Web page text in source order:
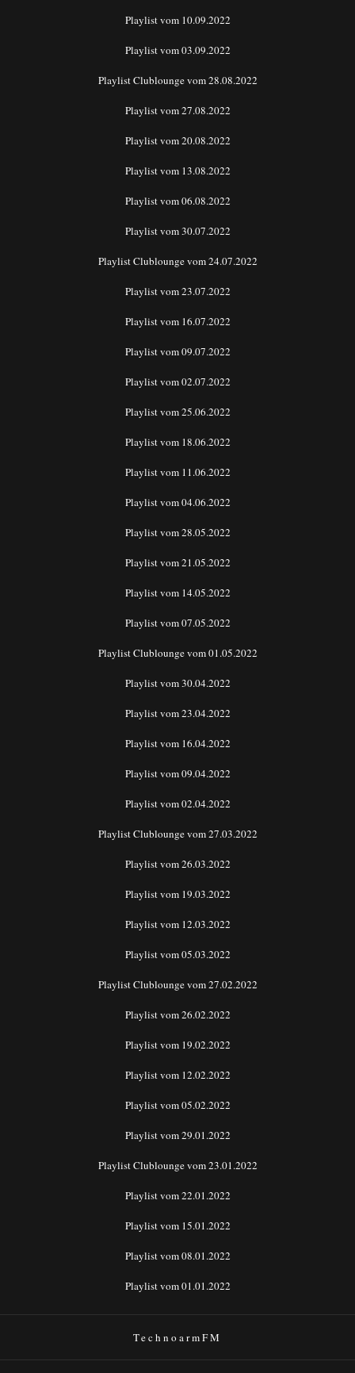
Playlist vom 10.09.2022
Playlist vom 03.09.2022
Playlist Clublounge vom 28.08.2022
Playlist vom 27.08.2022
Playlist vom 20.08.2022
Playlist vom 13.08.2022
Playlist vom 06.08.2022
Playlist vom 30.07.2022
Playlist Clublounge vom 24.07.2022
Playlist vom 23.07.2022
Playlist vom 16.07.2022
Playlist vom 09.07.2022
Playlist vom 02.07.2022
Playlist vom 25.06.2022
Playlist vom 18.06.2022
Playlist vom 11.06.2022
Playlist vom 04.06.2022
Playlist vom 28.05.2022
Playlist vom 21.05.2022
Playlist vom 14.05.2022
Playlist vom 07.05.2022
Playlist Clublounge vom 01.05.2022
Playlist vom 30.04.2022
Playlist vom 23.04.2022
Playlist vom 16.04.2022
Playlist vom 09.04.2022
Playlist vom 02.04.2022
Playlist Clublounge vom 27.03.2022
Playlist vom 26.03.2022
Playlist vom 19.03.2022
Playlist vom 12.03.2022
Playlist vom 05.03.2022
Playlist Clublounge vom 27.02.2022
Playlist vom 26.02.2022
Playlist vom 19.02.2022
Playlist vom 12.02.2022
Playlist vom 05.02.2022
Playlist vom 29.01.2022
Playlist Clublounge vom 23.01.2022
Playlist vom 22.01.2022
Playlist vom 15.01.2022
Playlist vom 08.01.2022
Playlist vom 01.01.2022
TechnoarmFM